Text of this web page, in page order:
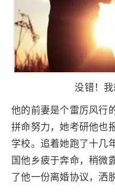
没错！我
他的前妻是个雷厉风行
拼命努力，她考研他也
学校。追着她跑了十几
国他乡疲于奔命，稍微
了他一份离婚协议，洒